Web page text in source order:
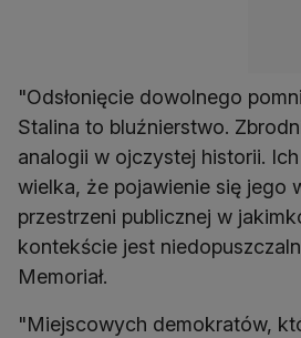
"Odsłonięcie dowolnego
Stalina to bluźnierstwo.
analogii w ojczystej historii.
wielka, że pojawienie się jego
przestrzeni publicznej w
kontekście jest
Memoriał.
"Miejscowych demokratów,